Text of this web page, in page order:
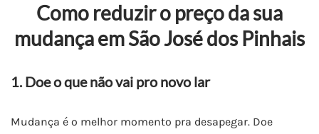
Como reduzir o preço da sua
mudança em São José dos Pinhais
1. Doe o que não vai pro novo lar
Mudança é o melhor momento pra desapegar. Doe